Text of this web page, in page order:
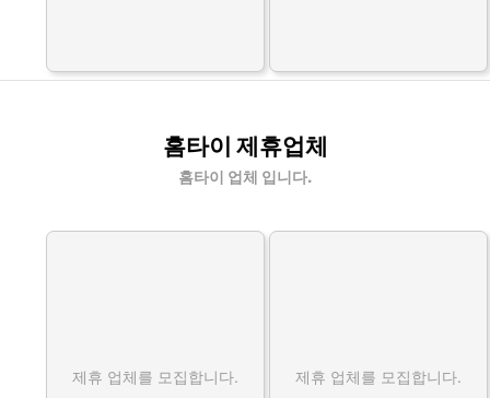
홈타이 제휴업체
홈타이 업체 입니다.
제휴 업체를 모집합니다. 제휴 업체를 모집합니다.